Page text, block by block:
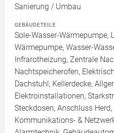
Sanierung / Umbau
GEBÄUDETEILE
Sole-Wasser-Wärmepumpe,
Wärmepumpe, Wasser-
Infrarotheizung, Zentrale
Nachtspeicherofen,
Dachstuhl, Kellerdecke,
Elektroinstallationen,
Steckdosen, Anschluss
Kommunikations- &